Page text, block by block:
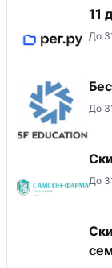
11
До
До
До